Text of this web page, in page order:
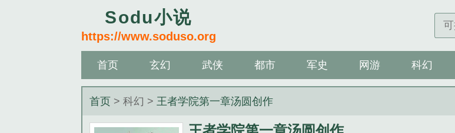
Sodu小说
https://www.soduso.org
首页 玄幻 武侠 都市 军史 网游 科幻
首页 > 科幻 >王者学院第一章汤圆创作